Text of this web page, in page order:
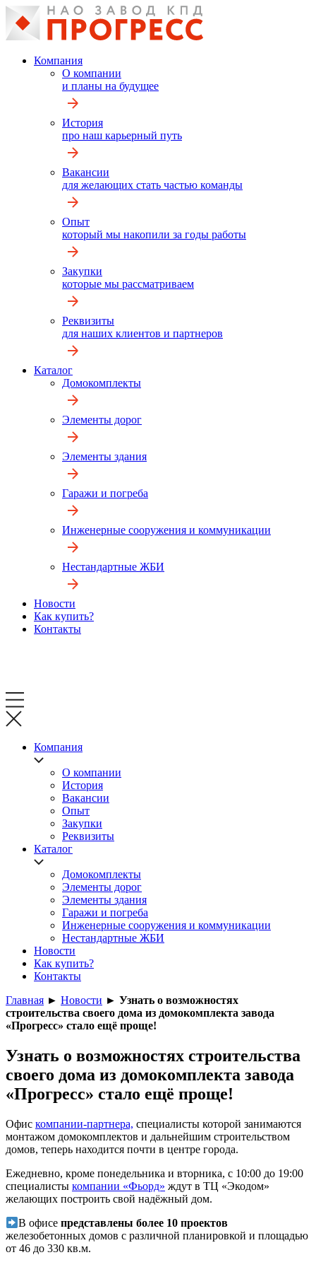
Компания
О компании
и планы на будущее
История
про наш карьерный путь
Вакансии
для желающих стать частью команды
Опыт
который мы накопили за годы работы
Закупки
которые мы рассматриваем
Реквизиты
для наших клиентов и партнеров
Каталог
Домокомплекты
Элементы дорог
Элементы здания
Гаражи и погреба
Инженерные сооружения и коммуникации
Нестандартные ЖБИ
Новости
Как купить?
Контакты
Компания
О компании
История
Вакансии
Опыт
Закупки
Реквизиты
Каталог
Домокомплекты
Элементы дорог
Элементы здания
Гаражи и погреба
Инженерные сооружения и коммуникации
Нестандартные ЖБИ
Новости
Как купить?
Контакты
Главная ► Новости ► Узнать о возможностях
строительства своего дома из домокомплекта завода
«Прогресс» стало ещё проще!
Узнать о возможностях строительства
своего дома из домокомплекта завода
«Прогресс» стало ещё проще!
Офис компании-партнера, специалисты которой занимаются
монтажом домокомплектов и дальнейшим строительством
домов, теперь находится почти в центре города.
Ежедневно, кроме понедельника и вторника, с 10:00 до 19:00
специалисты компании «Фьорд» ждут в ТЦ «Экодом»
желающих построить свой надёжный дом.
В офисепредставлены более 10 проектов
железобетонных домов с различной планировкой и площадью
от 46 до 330 кв.м.